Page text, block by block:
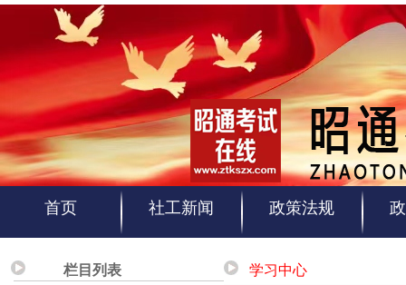
首页 社工新闻 政策法规
栏目列表 学习中心